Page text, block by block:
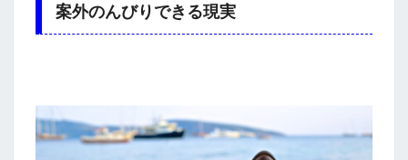
案外のんびりできる現実